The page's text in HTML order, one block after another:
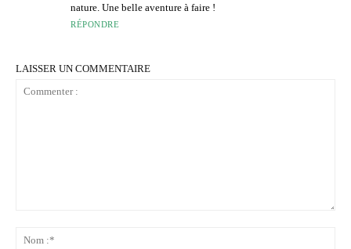
nature. Une belle aventure à faire !
RÉPONDRE
LAISSER UN COMMENTAIRE